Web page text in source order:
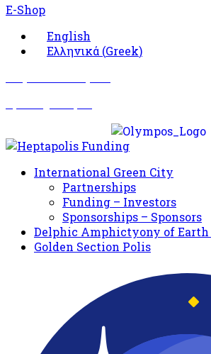
E-Shop
English
Ελληνικά (Greek)
International Green City
Partnerships
Funding – Investors
Sponsorships – Sponsors
Delphic Amphictyony of Earth
Golden Section Polis